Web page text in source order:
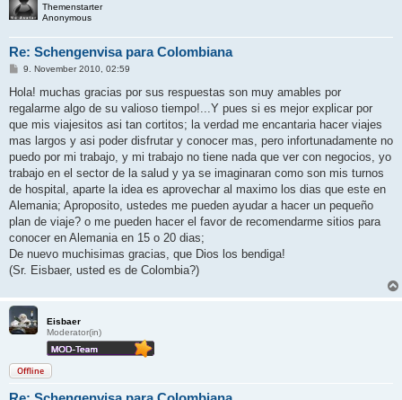
Themenstarter
Anonymous
Re: Schengenvisa para Colombiana
B
i
r
a
9. November 2010, 02:59
Hola! muchas gracias por sus respuestas son muy amables por
regalarme algo de su valioso tiempo!...Y pues si es mejor explicar por
que mis viajesitos asi tan cortitos; la verdad me encantaria hacer viajes
mas largos y asi poder disfrutar y conocer mas, pero infortunadamente no
puedo por mi trabajo, y mi trabajo no tiene nada que ver con negocios, yo
trabajo en el sector de la salud y ya se imaginaran como son mis turnos
de hospital, aparte la idea es aprovechar al maximo los dias que este en
Alemania; Aproposito, ustedes me pueden ayudar a hacer un pequeño
plan de viaje? o me pueden hacer el favor de recomendarme sitios para
conocer en Alemania en 15 o 20 dias;
De nuevo muchisimas gracias, que Dios los bendiga!
(Sr. Eisbaer, usted es de Colombia?)
Eisbaer
Moderator(in)
Offline